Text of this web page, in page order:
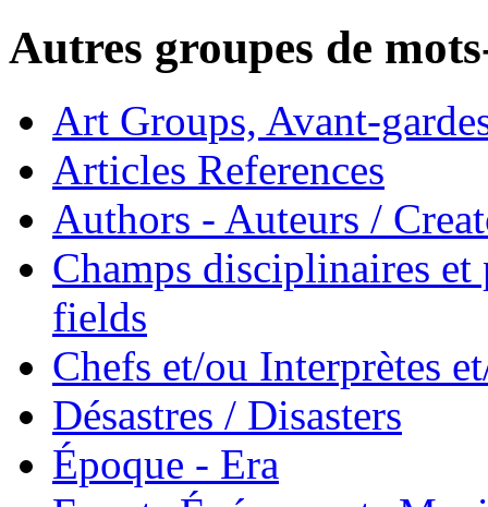
Autres groupes de
Art Groups, Avant-
Articles References
Authors - Auteurs /
Champs disciplinaires
fields
Chefs et/ou Interprètes
Désastres / Disasters
Époque - Era